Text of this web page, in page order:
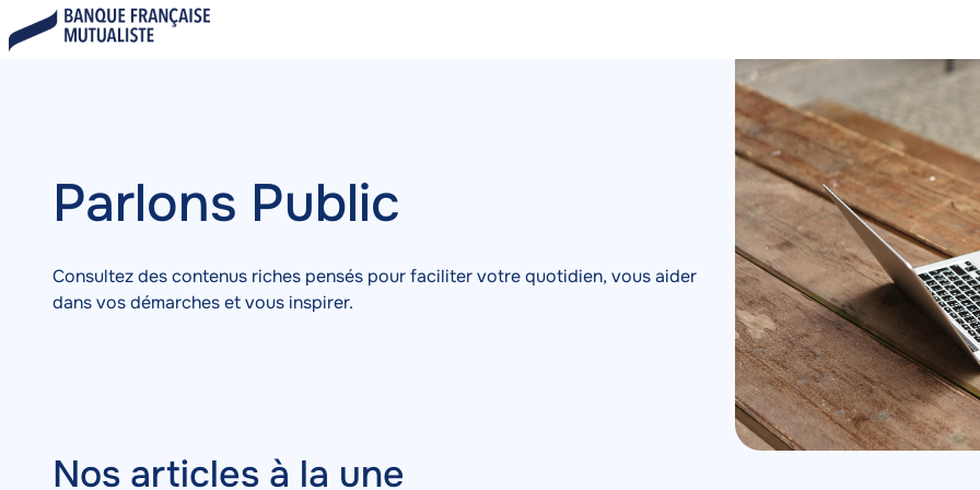
au
Blog
Contenu
Parlons Public
Consultez des contenus riches pensés pour faciliter votre quotidien, vous aider
dans vos démarches et vous inspirer.
Nos articles à la une